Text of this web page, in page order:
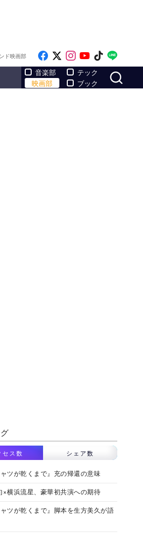
ド映画部 Like on Facebook
Follow on x
Follow on
Follow on
Follow
音楽部
映画部
テック
ブック
セス数 シェア数
ャツが乾くまで』充の帰還の意味
×横浜流星、豪華初共演への期待
ャツが乾くまで』脚本を生方美久が語